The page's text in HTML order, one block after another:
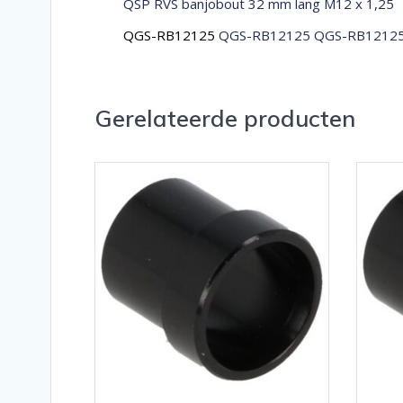
QGS-RB12125 QGS-RB12125 QGS-
Gerelateerde producten